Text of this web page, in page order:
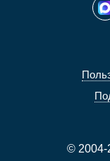
© 2004-